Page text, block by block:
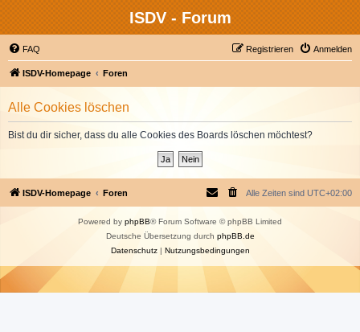
ISDV - Forum
FAQ Anmelden
Registrieren
ISDV-Homepage Foren
Alle Cookies löschen
Bist du dir sicher, dass du alle Cookies des Boards löschen möchtest?
ISDV-Homepage Foren Alle Zeiten sind UTC+02:00
Powered by phpBB® Forum Software © phpBB Limited
Deutsche Übersetzung durch phpBB.de
Datenschutz| Nutzungsbedingungen